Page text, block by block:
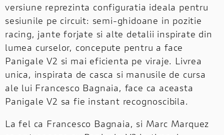
versiune reprezinta configuratia ideala pentru
sesiunile pe circuit: semi-ghidoane in pozitie
racing, jante forjate si alte detalii inspirate din
lumea curselor, concepute pentru a face
Panigale V2 si mai eficienta pe viraje. Livrea
unica, inspirata de casca si manusile de cursa
ale lui Francesco Bagnaia, face ca aceasta
Panigale V2 sa fie instant recognoscibila.
La fel ca Francesco Bagnaia, si Marc Marquez